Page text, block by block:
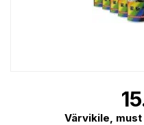
Värvikile,